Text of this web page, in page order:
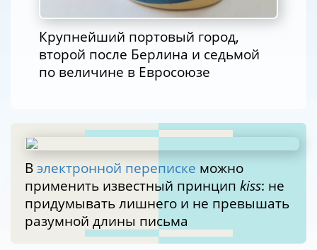
Крупнейший портовый город,
второй после Берлина и седьмой
по величине в Евросоюзе
В электронной переписке можно
применить известный принцип kiss: не
придумывать лишнего и не превышать
разумной длины письма